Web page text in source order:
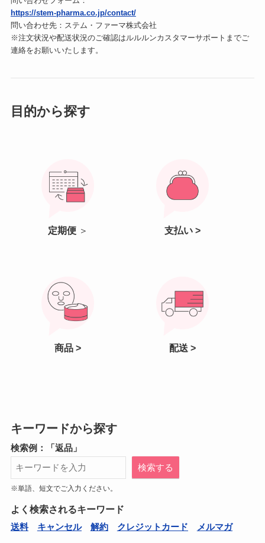
https://stem-pharma.co.jp/contact/
問い合わせ先：ステム・ファーマ株式会社
※注文状況や配送状況のご確認はルルルンカスタマーサポートまでご
連絡をお願いいたします。
目的から探す
定期便＞ 支払い >
商品 > 配送 >
キーワードから探す
検索例：「返品」
検索する
※単語、短文でご入力ください。
よく検索されるキーワード
送料 キャンセル 解約 クレジットカード メルマガ